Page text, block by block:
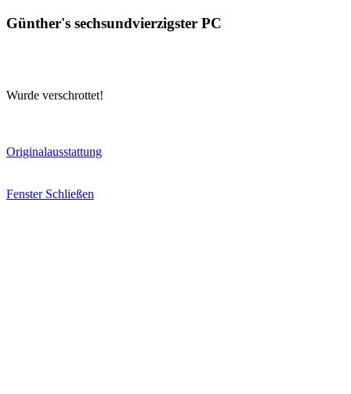
Günther's sechsundvierzigster PC
Wurde verschrottet!
Originalausstattung
Fenster Schließen